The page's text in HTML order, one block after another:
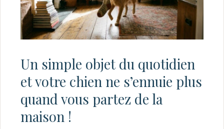
Un simple objet du quotidien
et votre chien ne s’ennuie plus
quand vous partez de la
maison !